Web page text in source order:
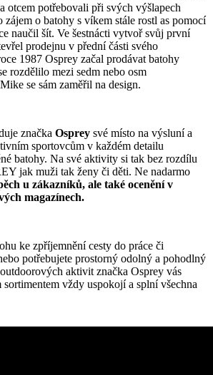
otcem potřebovali při svých výšlapech
o batohy s víkem stále rostl as pomocí
naučil šít. Ve šestnácti vytvoř svůj první
prodejnu v přední části svého
1987 Osprey začal prodávat batohy
rozdělilo mezi sedm nebo osm
se sám zaměřil na design.
značka Osprey své místo na výsluní a
sportovcům v každém detailu
batohy. Na své aktivity si tak bez rozdílu
jak muži tak ženy či děti. Ne nadarmo
u zákazníků, ale také ocenění v
magazínech.
ke zpříjemnění cesty do práce či
potřebujete prostorný odolný a pohodlný
aktivit značka Osprey vás
vždy uspokojí a splní všechna